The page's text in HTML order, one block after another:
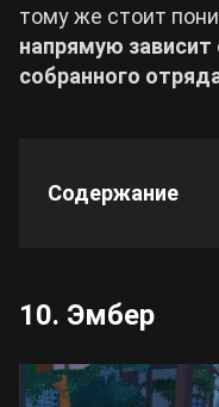
Все игры
тому же стоит
напрямую
собранного
Содержание
10. Эмбер